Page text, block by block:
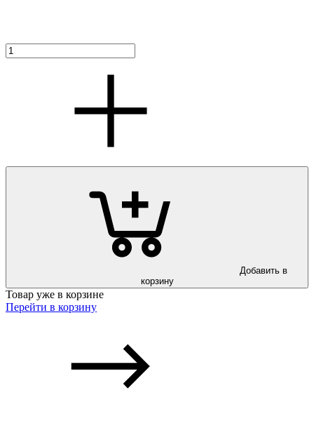
корзину
Товар уже в корзине
Перейти в корзину